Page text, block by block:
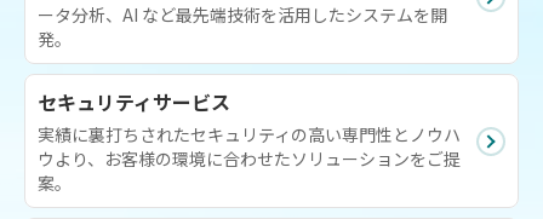
ータ分析、AI など最先端技術を活用したシステムを開
発。
セキュリティサービス
実績に裏打ちされたセキュリティの高い専門性とノウハ
ウより、お客様の環境に合わせたソリューションをご提
案。